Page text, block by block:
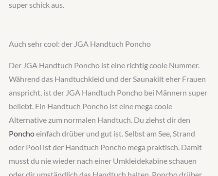
super schick aus.
Auch sehr cool: der JGA Handtuch Poncho
Der JGA Handtuch Poncho ist eine richtig coole Nummer.
Während das Handtuchkleid und der Saunakilt eher Frauen
anspricht, ist der JGA Handtuch Poncho bei Männern super
beliebt. Ein Handtuch Poncho ist eine mega coole
Alternative zum normalen Handtuch. Du ziehst dir den
Ponchoeinfach drüber und gut ist. Selbst am See, Strand
oder Pool ist der Handtuch Poncho mega praktisch. Damit
musst du nie wieder nach einer Umkleidekabine schauen